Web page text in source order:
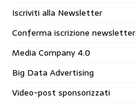
Iscriviti alla Newsletter
Conferma iscrizione newsletter
Media Company 4.0
Big Data Advertising
Video-post sponsorizzati